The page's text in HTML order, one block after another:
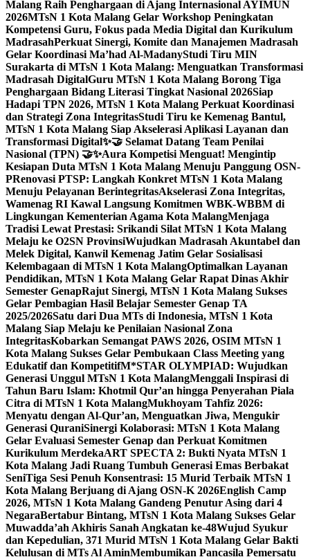
Malang Raih Penghargaan di Ajang Internasional AYIMUN
2026MTsN 1 Kota Malang Gelar Workshop Peningkatan
Kompetensi Guru, Fokus pada Media Digital dan Kurikulum
MadrasahPerkuat Sinergi, Komite dan Manajemen Madrasah
Gelar Koordinasi Ma’had Al-MadanyStudi Tiru MIN
Surakarta di MTsN 1 Kota Malang: Menguatkan Transformasi
Madrasah DigitalGuru MTsN 1 Kota Malang Borong Tiga
Penghargaan Bidang Literasi Tingkat Nasional 2026Siap
Hadapi TPN 2026, MTsN 1 Kota Malang Perkuat Koordinasi
dan Strategi Zona IntegritasStudi Tiru ke Kemenag Bantul,
MTsN 1 Kota Malang Siap Akselerasi Aplikasi Layanan dan
Transformasi Digital✨🤝 Selamat Datang Team Penilai
Nasional (TPN) 🤝✨Aura Kompetisi Menguat! Mengintip
Kesiapan Duta MTsN 1 Kota Malang Menuju Panggung OSN-
PRenovasi PTSP: Langkah Konkret MTsN 1 Kota Malang
Menuju Pelayanan BerintegritasAkselerasi Zona Integritas,
Wamenag RI Kawal Langsung Komitmen WBK-WBBM di
Lingkungan Kementerian Agama Kota MalangMenjaga
Tradisi Lewat Prestasi: Srikandi Silat MTsN 1 Kota Malang
Melaju ke O2SN ProvinsiWujudkan Madrasah Akuntabel dan
Melek Digital, Kanwil Kemenag Jatim Gelar Sosialisasi
Kelembagaan di MTsN 1 Kota MalangOptimalkan Layanan
Pendidikan, MTsN 1 Kota Malang Gelar Rapat Dinas Akhir
Semester GenapRajut Sinergi, MTsN 1 Kota Malang Sukses
Gelar Pembagian Hasil Belajar Semester Genap TA
2025/2026Satu dari Dua MTs di Indonesia, MTsN 1 Kota
Malang Siap Melaju ke Penilaian Nasional Zona
IntegritasKobarkan Semangat PAWS 2026, OSIM MTsN 1
Kota Malang Sukses Gelar Pembukaan Class Meeting yang
Edukatif dan KompetitifM*STAR OLYMPIAD: Wujudkan
Generasi Unggul MTsN 1 Kota MalangMenggali Inspirasi di
Tahun Baru Islam: Khotmil Qur’an hingga Penyerahan Piala
Citra di MTsN 1 Kota MalangMukhoyam Tahfiz 2026:
Menyatu dengan Al-Qur’an, Menguatkan Jiwa, Mengukir
Generasi QuraniSinergi Kolaborasi: MTsN 1 Kota Malang
Gelar Evaluasi Semester Genap dan Perkuat Komitmen
Kurikulum MerdekaART SPECTA 2: Bukti Nyata MTsN 1
Kota Malang Jadi Ruang Tumbuh Generasi Emas Berbakat
SeniTiga Sesi Penuh Konsentrasi: 15 Murid Terbaik MTsN 1
Kota Malang Berjuang di Ajang OSN-K 2026English Camp
2026, MTsN 1 Kota Malang Gandeng Penutur Asing dari 4
NegaraBertabur Bintang, MTsN 1 Kota Malang Sukses Gelar
Muwadda’ah Akhiris Sanah Angkatan ke-48Wujud Syukur
dan Kepedulian, 371 Murid MTsN 1 Kota Malang Gelar Bakti
Kelulusan di MTs Al AminMembumikan Pancasila Pemersatu